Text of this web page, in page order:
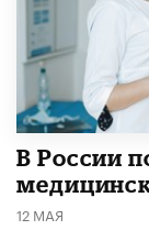
В России
12 МАЯ